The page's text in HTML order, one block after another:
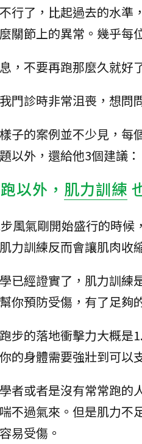
行了，比起過去的水準
關節上的異常。幾乎每
，不要再跑那麼久就好
門診時非常沮喪，想問
子的案例並不少見，每
以外，還給他3個建議：
以外， 肌力訓練
風氣剛開始盛行的時
力訓練反而會讓肌肉收
已經證實了，肌力訓練
你預防受傷，有了足夠
步的落地衝擊力大概是
的身體需要強壯到可以
者或者是沒有常常跑的
不過氣來。但是肌力不
易受傷。